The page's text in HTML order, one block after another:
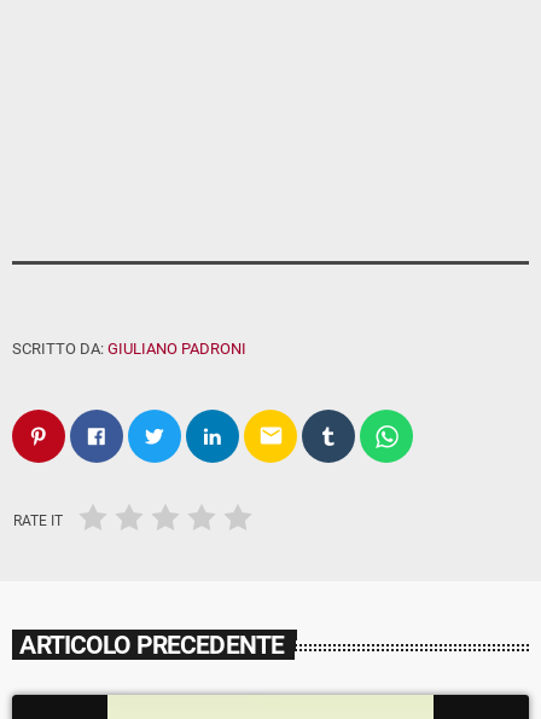
SCRITTO DA: GIULIANO PADRONI
email
RATE IT
ARTICOLO PRECEDENTE